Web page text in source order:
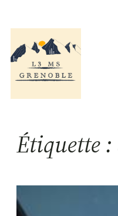
au
contenu
Étiquette :